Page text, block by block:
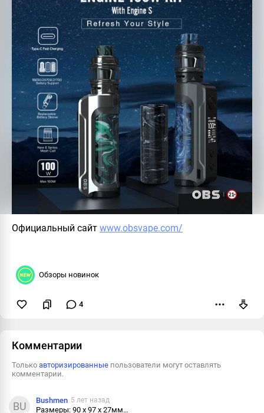
Официальный сайт www.obsvape.com/
Обзоры новинок
4
Комментарии
Только авторизированные пользователи могут оставлять
комментарии.
BU Bushmen 5 лет назад
Размеры: 90 х 97 х 27мм…